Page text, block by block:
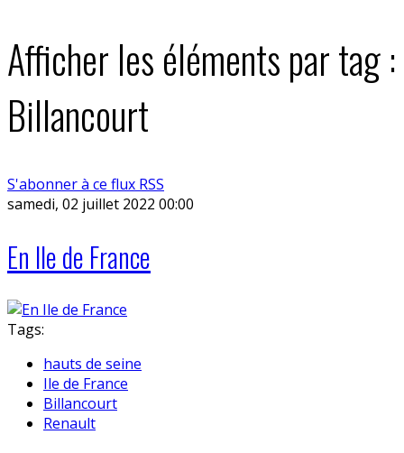
Afficher les éléments par tag :
Billancourt
S'abonner à ce flux RSS
samedi, 02 juillet 2022 00:00
En Ile de France
Tags:
hauts de seine
Ile de France
Billancourt
Renault